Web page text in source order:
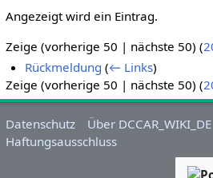
Angezeigt wird ein Eintrag.
Zeige (vorherige 50 | nächste 50) (
Rückmeldung (← Links)
Zeige (vorherige 50 | nächste 50) (
Datenschutz
Über DCCAR_WIKI_DE
Haftungsausschluss